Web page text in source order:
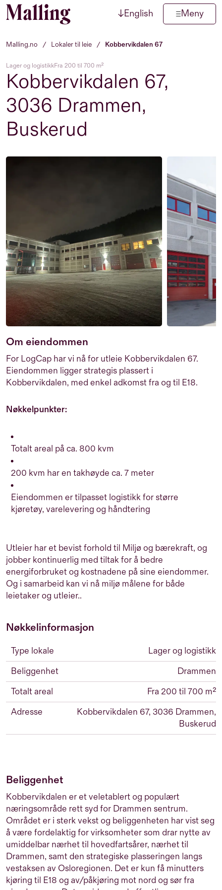
Hopp til innhold ↓English Meny
Malling.no / Lokaler til leie / Kobbervikdalen 67
Lager og logistikkFra 200 til 700 m²
Kobbervikdalen 67,
3036 Drammen,
Buskerud
Om eiendommen
For LogCap har vi nå for utleie Kobbervikdalen 67.
Eiendommen ligger strategis plassert i
Kobbervikdalen, med enkel adkomst fra og til E18.
Nøkkelpunkter:
Totalt areal på ca. 800 kvm
200 kvm har en takhøyde ca. 7 meter
Eiendommen er tilpasset logistikk for større
kjøretøy, varelevering og håndtering
Utleier har et bevist forhold til Miljø og bærekraft, og
jobber kontinuerlig med tiltak for å bedre
energiforbruket og kostnadene på sine eiendommer.
Og i samarbeid kan vi nå miljø målene for både
leietaker og utleier..
Nøkkelinformasjon
Type lokale
Lager og logistikk
Beliggenhet
Drammen
Totalt areal
Fra 200 til 700 m²
Adresse
Kobbervikdalen 67, 3036 Drammen,
Buskerud
Beliggenhet
Kobbervikdalen er et veletablert og populært
næringsområde rett syd for Drammen sentrum.
Området er i sterk vekst og beliggenheten har vist seg
å være fordelaktig for virksomheter som drar nytte av
umiddelbar nærhet til hovedfartsårer, nærhet til
Drammen, samt den strategiske plasseringen langs
vestaksen av Osloregionen. Det er kun få minutters
kjøring til E18 og av/påkjøring mot nord og sør fra